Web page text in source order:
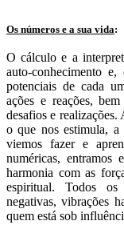
Os números e a sua vida:
O cálculo e a
auto-conhecimento
potenciais de cada
ações e reações,
desafios e realizações.
o que nos estimula,
viemos fazer e
numéricas, entramos
harmonia com as
espiritual. Todos os
negativas, vibrações
quem está sob